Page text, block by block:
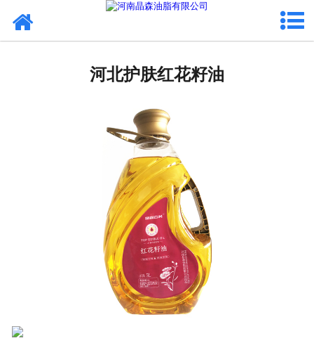
河北来料代工
河北护肤红花籽油